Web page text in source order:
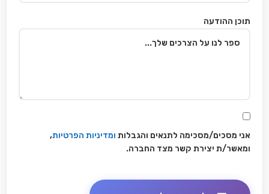
תוכן ההודעה
אני מסכים/מסכימה לתנאים והגבלות ומדיניות הפרטיות,
ומאשר/ת יצירת קשר מצד החברה.